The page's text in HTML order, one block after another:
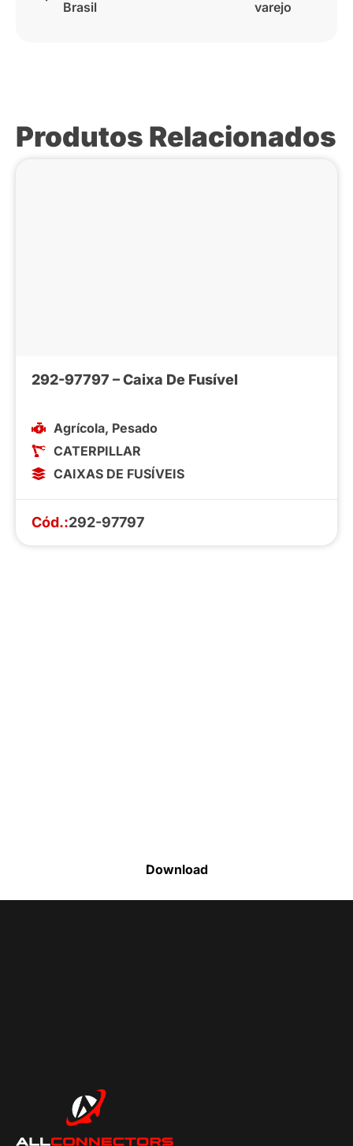
Brasil
varejo
Produtos Relacionados
292-97797 – Caixa De Fusível
Agrícola, Pesado
CATERPILLAR
CAIXAS DE FUSÍVEIS
Cód.:292-97797
Download